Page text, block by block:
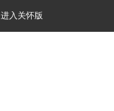
进入关怀版